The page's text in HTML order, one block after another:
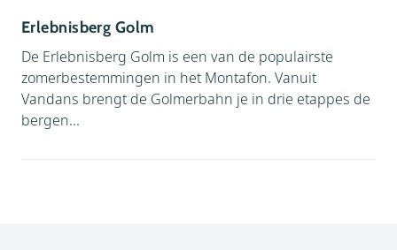
Erlebnisberg Golm
De Erlebnisberg Golm is een van de populairste
zomerbestemmingen in het Montafon. Vanuit
Vandans brengt de Golmerbahn je in drie etappes de
bergen...